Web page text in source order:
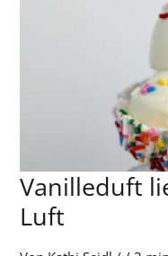
Vanilleduft
Luft
Vanilleduft
liegt
im